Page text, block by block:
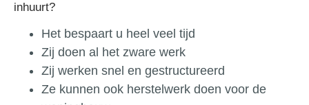
inhuurt?
Het bespaart u heel veel tijd
Zij doen al het zware werk
Zij werken snel en gestructureerd
Ze kunnen ook herstelwerk doen voor de